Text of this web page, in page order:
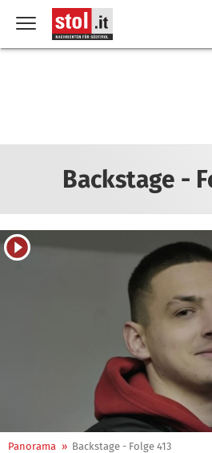
Backstage -
Panorama » Backstage - Folge 413